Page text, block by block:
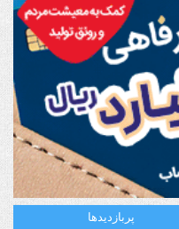
پربازدیدها